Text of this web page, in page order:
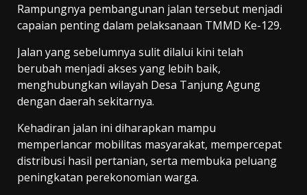
Rampungnya pembangunan jalan tersebut menjadi
capaian penting dalam pelaksanaan TMMD Ke-129.
Jalan yang sebelumnya sulit dilalui kini telah
berubah menjadi akses yang lebih baik,
menghubungkan wilayah Desa Tanjung Agung
dengan daerah sekitarnya.
Kehadiran jalan ini diharapkan mampu
memperlancar mobilitas masyarakat, mempercepat
distribusi hasil pertanian, serta membuka peluang
peningkatan perekonomian warga.